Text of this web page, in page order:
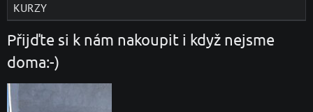
KURZY
Přijďte si k nám nakoupit i když nejsme
doma:-)